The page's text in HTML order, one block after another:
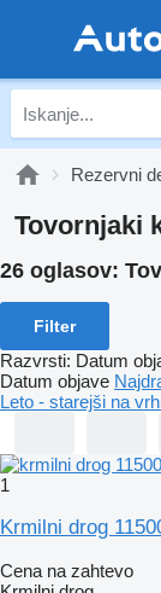
Rezervni
Tovornjaki
26 oglasov:
Filter
Razvrsti: Datum
Datum objave
Leto - starejši na
1
Krmilni drog
Cena na zahtevo